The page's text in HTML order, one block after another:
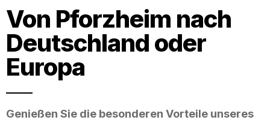
Von Pforzheim nach
Deutschland oder
Europa
Genießen Sie die besonderen Vorteile unseres